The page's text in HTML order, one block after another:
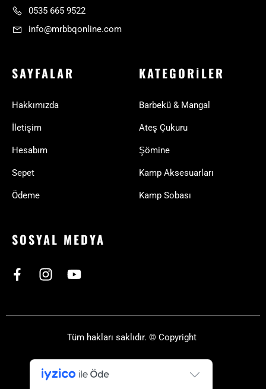
0535 665 9522
info@mrbbqonline.com
SAYFALAR
Hakkımızda
İletişim
Hesabım
Sepet
Ödeme
KATEGORILER
Barbekü & Mangal
Ateş Çukuru
Şömine
Kamp Aksesuarları
Kamp Sobası
SOSYAL MEDYA
Tüm hakları saklıdır. © Copyright